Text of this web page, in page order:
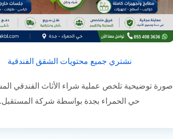
نشتري جميع محتويات الشقق الفندقية
صورة توضيحية تلخص عملية شراء الأثاث الفندقي
حي الحمراء بجدة بواسطة شركة المستقبل.